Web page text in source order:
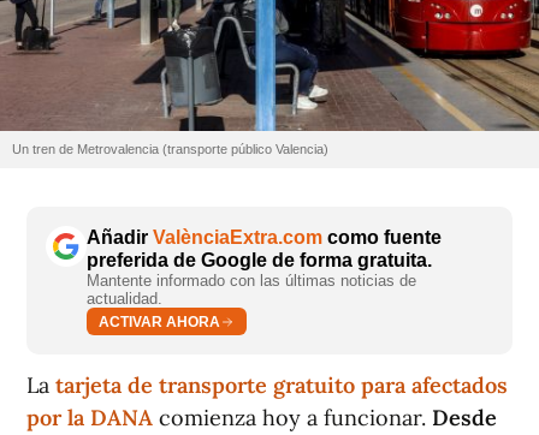
Un tren de Metrovalencia (transporte público Valencia)
Añadir ValènciaExtra.com como fuente
preferida de Google de forma gratuita.
Mantente informado con las últimas noticias de
actualidad.
ACTIVAR AHORA
La tarjeta de transporte gratuito para afectados
por la DANA comienza hoy a funcionar. Desde